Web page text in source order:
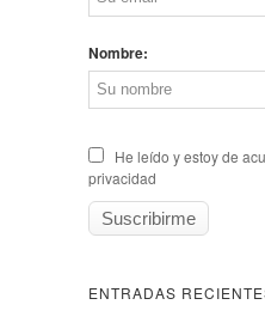
Nombre:
He leído y estoy de
privacidad
ENTRADAS